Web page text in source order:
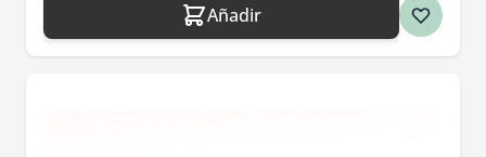
Añadir